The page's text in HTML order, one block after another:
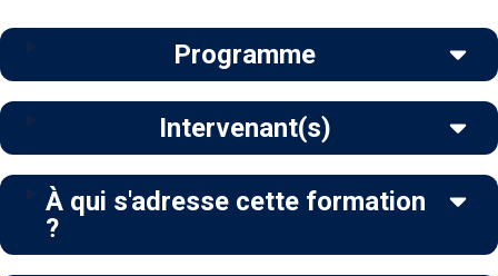
Programme
Intervenant(s)
À qui s'adresse cette formation
?